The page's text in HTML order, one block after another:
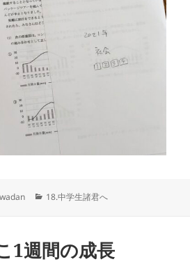
カ
ー
18.中学生諸君へ
1週間の成長